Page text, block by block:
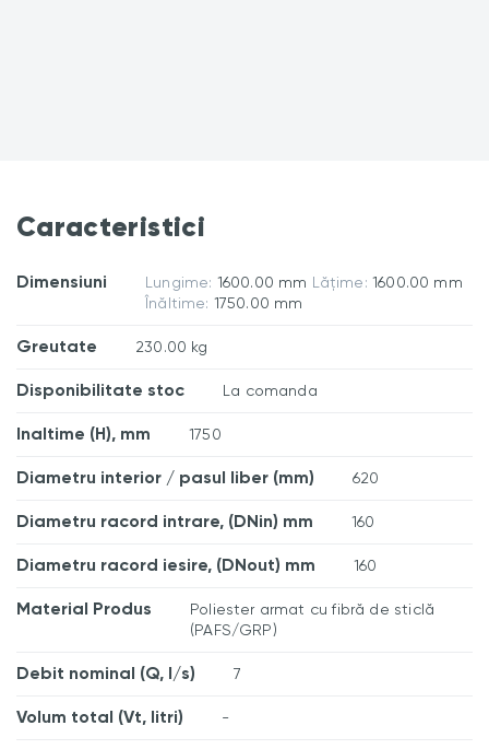
Caracteristici
Dimensiuni Lungime: 1600.00 mm Lățime: 1600.00 mm
Înăltime: 1750.00 mm
Greutate 230.00 kg
Disponibilitate stoc La comanda
Inaltime (H), mm 1750
Diametru interior / pasul liber (mm) 620
Diametru racord intrare, (DNin) mm 160
Diametru racord iesire, (DNout) mm 160
Material Produs
Poliester armat cu fibră de sticlă
(PAFS/GRP)
Debit nominal (Q, l/s) 7
Volum total (Vt, litri) -